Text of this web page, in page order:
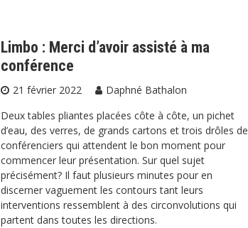
Limbo : Merci d’avoir assisté à ma
conférence
21 février 2022
Daphné Bathalon
Deux tables pliantes placées côte à côte, un pichet
d’eau, des verres, de grands cartons et trois drôles de
conférenciers qui attendent le bon moment pour
commencer leur présentation. Sur quel sujet
précisément? Il faut plusieurs minutes pour en
discerner vaguement les contours tant leurs
interventions ressemblent à des circonvolutions qui
partent dans toutes les directions.